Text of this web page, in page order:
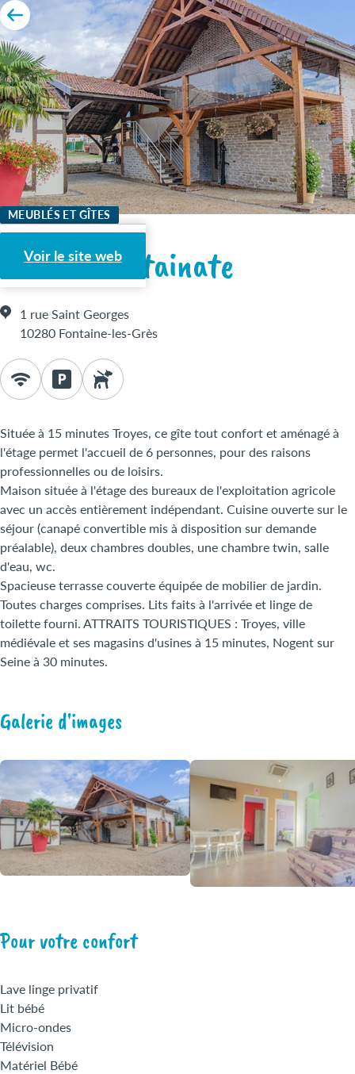
MEUBLÉS ET GÎTES
Voir le site web
Gîte La Fontainate
1 rue Saint Georges
10280 Fontaine-les-Grès
Située à 15 minutes Troyes, ce gîte tout confort et aménagé à
l'étage permet l'accueil de 6 personnes, pour des raisons
professionnelles ou de loisirs.
Maison située à l'étage des bureaux de l'exploitation agricole
avec un accès entièrement indépendant. Cuisine ouverte sur le
séjour (canapé convertible mis à disposition sur demande
préalable), deux chambres doubles, une chambre twin, salle
d'eau, wc.
Spacieuse terrasse couverte équipée de mobilier de jardin.
Toutes charges comprises. Lits faits à l'arrivée et linge de
toilette fourni. ATTRAITS TOURISTIQUES : Troyes, ville
médiévale et ses magasins d'usines à 15 minutes, Nogent sur
Seine à 30 minutes.
Galerie d'images
Pour votre confort
Lave linge privatif
Lit bébé
Micro-ondes
Télévision
Matériel Bébé